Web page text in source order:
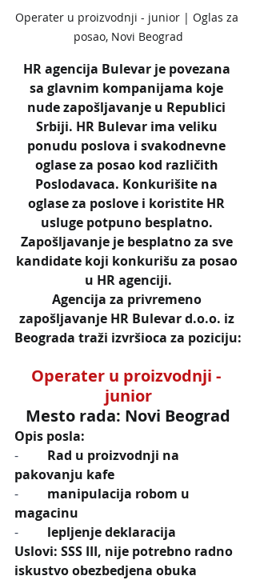
Operater u proizvodnji - junior | Oglas za
posao, Novi Beograd
HR agencija Bulevar je povezana
sa glavnim kompanijama koje
nude zapošljavanje u Republici
Srbiji. HR Bulevar ima veliku
ponudu poslova i svakodnevne
oglase za posao kod različith
Poslodavaca. Konkurišite na
oglase za poslove i koristite HR
usluge potpuno besplatno.
Zapošljavanje je besplatno za sve
kandidate koji konkurišu za posao
u HR agenciji.
Agencija za privremeno
zapošljavanje HR Bulevar d.o.o. iz
Beograda traži izvršioca za poziciju:
Operater u proizvodnji -
junior
Mesto rada: Novi Beograd
Opis posla:
- Rad u proizvodnji na
pakovanju kafe
- manipulacija robom u
magacinu
- lepljenje deklaracija
Uslovi: SSS III, nije potrebno radno
iskustvo obezbedjena obuka